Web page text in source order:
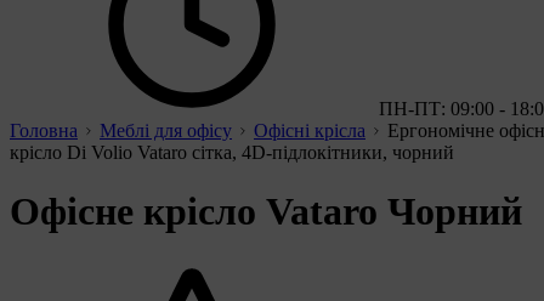
ПН-ПТ: 09:00 -
Головна
Меблі для офісу Офісні крісла
Ергономічне
крісло Di Volio Vataro сітка, 4D-підлокітники, чорний
Офісне крісло Vataro Чорний